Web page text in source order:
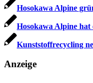
Hosokawa Alpine
Hosokawa Alpine
Kunststoffrecycling
Anzeige